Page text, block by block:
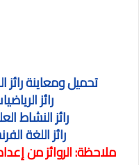
تحميل ومعاينة
رائز
رائز النشاط
رائز اللغة
ملاحظة: الروائز من